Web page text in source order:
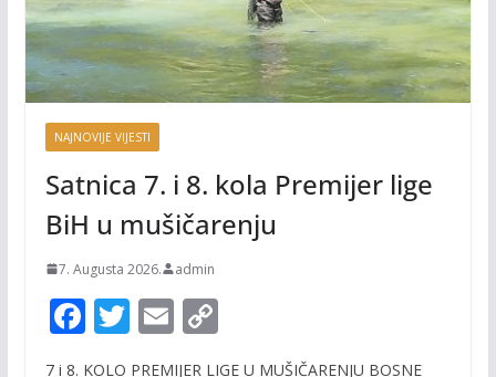
NAJNOVIJE VIJESTI
Satnica 7. i 8. kola Premijer lige
BiH u mušičarenju
7. Augusta 2026. admin
F T E C
7 i 8. KOLO PREMIJER LIGE U MUŠIČARENJU BOSNE